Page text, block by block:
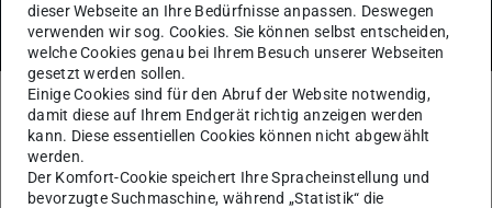
Gastvorträge
Sie befinden sich hier:
TU Darmstadt SFB1194 Der SFB Gastvorträge
Hier finden Sie Informationen über Gastvorträge im
Rahmen des SFB 1194.
dieser Webseite an Ihre Bedürfnisse anpassen. Deswegen
verwenden wir sog. Cookies. Sie können selbst entscheiden,
welche Cookies genau bei Ihrem Besuch unserer Webseiten
gesetzt werden sollen.
Einige Cookies sind für den Abruf der Website notwendig,
damit diese auf Ihrem Endgerät richtig anzeigen werden
kann. Diese essentiellen Cookies können nicht abgewählt
werden.
Der Komfort-Cookie speichert Ihre Spracheinstellung und
bevorzugte Suchmaschine, während „Statistik“ die